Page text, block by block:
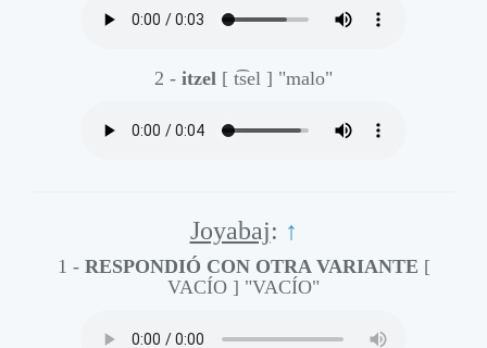
2 - itzel [ t͡sel ] "malo"
Joyabaj: ↑
1 - RESPONDIÓ CON OTRA VARIANTE [
VACÍO ] "VACÍO"